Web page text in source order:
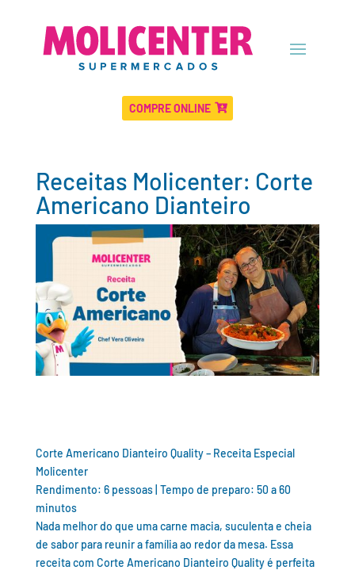
COMPRE ONLINE
Receitas Molicenter: Corte
Americano Dianteiro
Corte Americano Dianteiro Quality – Receita Especial
Molicenter
Rendimento: 6 pessoas | Tempo de preparo: 50 a 60
minutos
Nada melhor do que uma carne macia, suculenta e cheia
de sabor para reunir a família ao redor da mesa. Essa
receita com Corte Americano Dianteiro Quality é perfeita